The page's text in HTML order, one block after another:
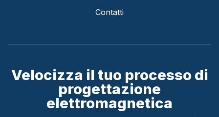
Contatti
Velocizza il tuo processo di
progettazione
elettromagnetica